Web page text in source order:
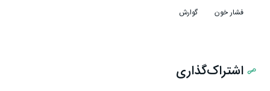
فشار خون گوارش
اشتراک‌گذاری